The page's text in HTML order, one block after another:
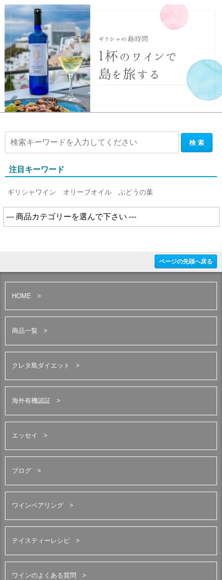
注目キーワード
ギリシャワイン オリーブオイル ぶどうの葉
ページの先頭へ戻る
HOME
商品一覧
クレタ島ダイエット
海外有機認証
エッセイ
ブログ
ワインペアリング
テイスティーレシピ
ワインのよくある質問